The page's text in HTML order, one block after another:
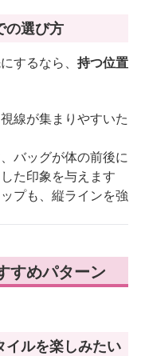
の選び方
するなら、 持つ位置
線が集まりやすいた
バッグが体の前後に
た印象を与えます
プも、縦ラインを強
すめパターン
イルを楽しみたい